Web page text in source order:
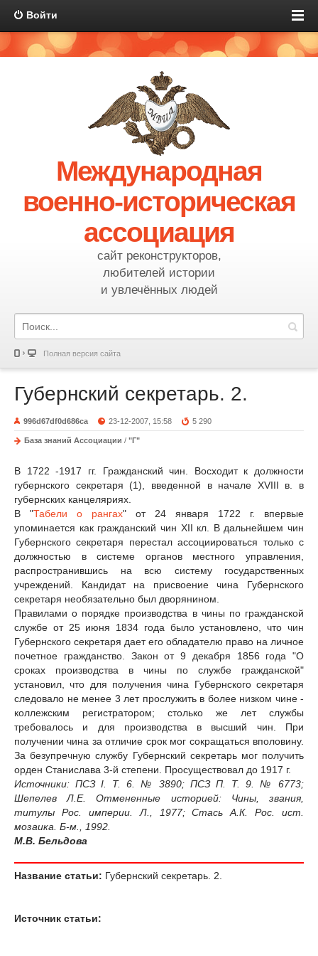
Войти
Международная
военно-историческая
ассоциация
сайт реконструкторов,
любителей истории
и увлечённых людей
Полная версия сайта
Губернский секретарь. 2.
996d67df0d686ca 23-12-2007, 15:58 5 290
База знаний Ассоциации / "Г"
В 1722 -1917 гг. Гражданский чин. Восходит к должности
губернского секретаря (1), введенной в начале XVIII в. в
губернских канцеляриях.
В "Табели о рангах" от 24 января 1722 г. впервые
упоминается как гражданский чин XII кл. В дальнейшем чин
Губернского секретаря перестал ассоциироваться только с
должностью в системе органов местного управления,
распространившись на всю систему государственных
учреждений. Кандидат на присвоение чина Губернского
секретаря необязательно был дворянином.
Правилами о порядке производства в чины по гражданской
службе от 25 июня 1834 года было установлено, что чин
Губернского секретаря дает его обладателю право на личное
почетное гражданство. Закон от 9 декабря 1856 года "О
сроках производства в чины по службе гражданской"
установил, что для получения чина Губернского секретаря
следовало не менее 3 лет прослужить в более низком чине -
коллежским регистратором; столько же лет службы
требовалось и для производства в высший чин. При
получении чина за отличие срок мог сокращаться вполовину.
За безупречную службу Губернский секретарь мог получить
орден Станислава 3-й степени. Просуществовал до 1917 г.
Источники: ПСЗ I. Т. 6. № 3890; ПСЗ П. Т. 9. № 6773;
Шепелев Л.Е. Отмененные историей: Чины, звания,
титулы Рос. империи. Л., 1977; Стась А.К. Рос. ист.
мозаика. Б-м., 1992.
М.В. Бельдова
Название статьи: Губернский секретарь. 2.
Источник статьи: